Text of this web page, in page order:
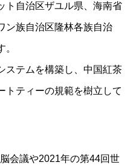
ト自治区ザユル県、海南省
ン族自治区隆林各族自治
ステムを構築し、中国紅茶
トティーの規範を樹立して
会議や2021年の第44回世